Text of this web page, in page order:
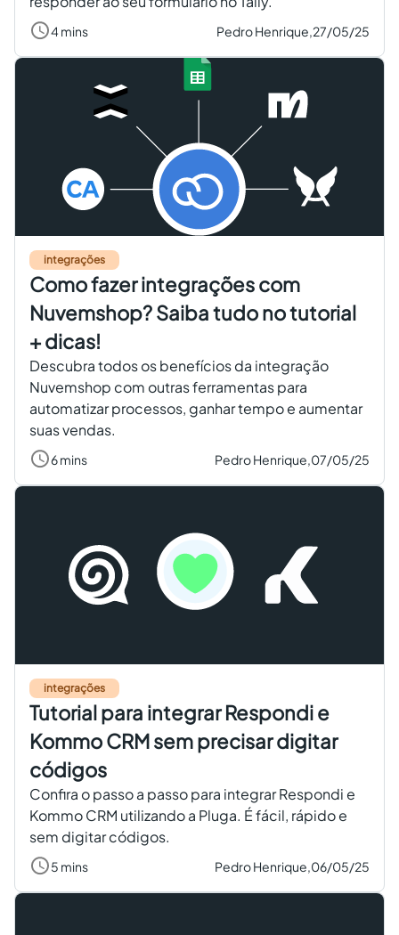
4 mins Pedro Henrique,27/05/25
integrações
Como fazer integrações com
Nuvemshop? Saiba tudo no tutorial
+ dicas!
Descubra todos os benefícios da integração
Nuvemshop com outras ferramentas para
automatizar processos, ganhar tempo e aumentar
suas vendas.
6 mins Pedro Henrique,07/05/25
integrações
Tutorial para integrar Respondi e
Kommo CRM sem precisar digitar
códigos
Confira o passo a passo para integrar Respondi e
Kommo CRM utilizando a Pluga. É fácil, rápido e
sem digitar códigos.
5 mins Pedro Henrique,06/05/25